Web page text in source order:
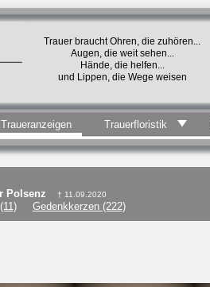
Traueranzeigen Trauerfloristik
Polsenz
† 11.09.2020
Gedenkkerzen (222)
Trauer braucht Ohren, die zuhören...
Augen, die weit sehen...
Hände, die helfen...
und Lippen, die Wege weisen